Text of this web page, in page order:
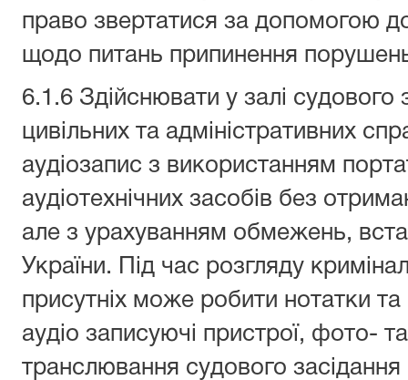
право звертатися за допомогою
щодо питань припинення
6.1.6 Здійснювати у залі судового
цивільних та адміністративних
аудіозапис з використанням
аудіотехнічних засобів без
але з урахуванням обмежень,
України. Під час розгляду
присутніх може робити нотатки
аудіо записуючі пристрої, фото-
транслювання судового засідання